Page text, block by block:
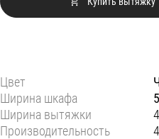
Цвет
Ширина шкафа
Ширина вытяжки
Производительность